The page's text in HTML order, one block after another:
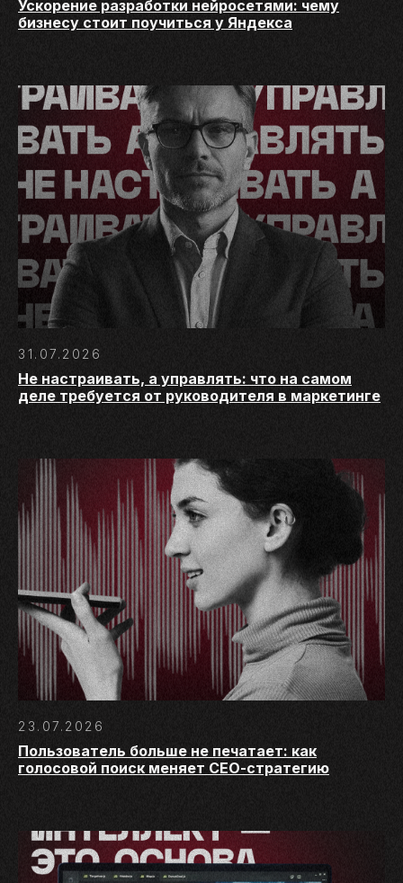
Ускорение разработки нейросетями: чему
бизнесу стоит поучиться у Яндекса
31.07.2026
Не настраивать, а управлять: что на самом
деле требуется от руководителя в маркетинге
23.07.2026
Пользователь больше не печатает: как
голосовой поиск меняет СЕО-стратегию